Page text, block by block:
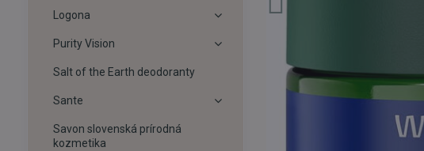
Logona
Purity Vision
Salt of the Earth deodoranty
Sante
Savon slovenská prírodná
kozmetika